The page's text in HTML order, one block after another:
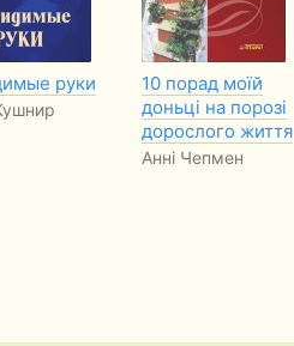
руки
10 порад моїй
доньці на порозі
дорослого життя
Анні Чепмен